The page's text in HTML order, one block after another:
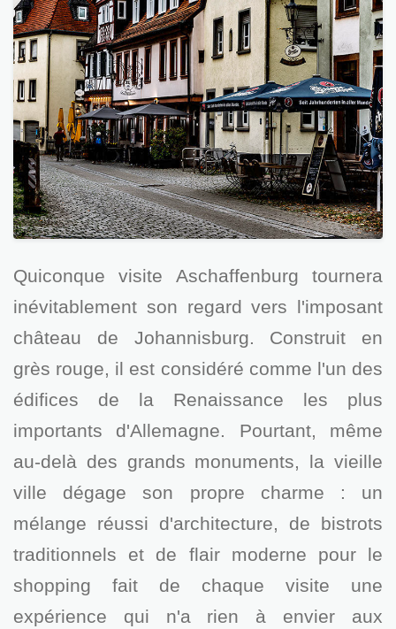
Quiconque visite Aschaffenburg tournera
inévitablement son regard vers l'imposant
château de Johannisburg. Construit en
grès rouge, il est considéré comme l'un des
édifices de la Renaissance les plus
importants d'Allemagne. Pourtant, même
au-delà des grands monuments, la vieille
ville dégage son propre charme : un
mélange réussi d'architecture, de bistrots
traditionnels et de flair moderne pour le
shopping fait de chaque visite une
expérience qui n'a rien à envier aux